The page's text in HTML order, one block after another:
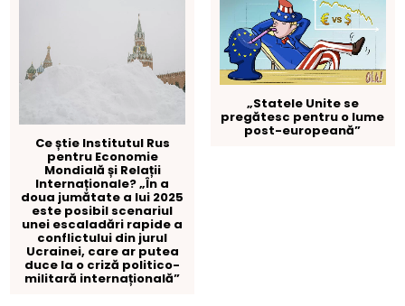
Ce știe Institutul Rus
pentru Economie
Mondială și Relații
Internaționale? „În a
doua jumătate a lui 2025
este posibil scenariul
unei escaladări rapide a
conflictului din jurul
Ucrainei, care ar putea
duce la o criză politico-
militară internațională”
„Statele Unite se
pregătesc pentru o lume
post-europeană”